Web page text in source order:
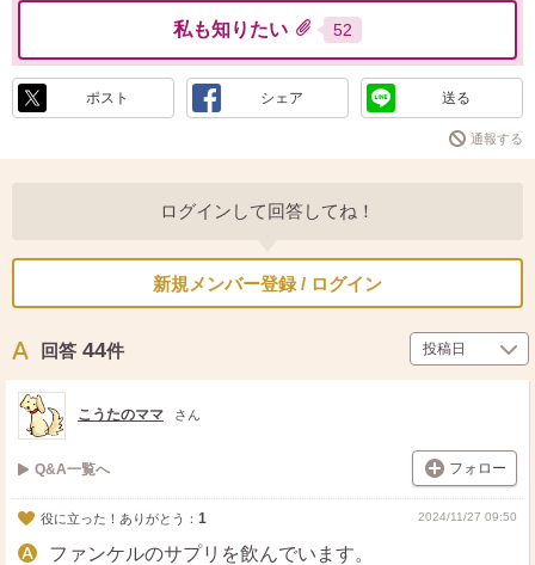
私も知りたい 52
ポスト シェア 送る
通報する
ログインして回答してね！
新規メンバー登録 / ログイン
回答 44件
こうたのママ さん
Q&A一覧へ フォロー
役に立った！ありがとう： 1 2024/11/27 09:50
ファンケルのサプリを飲んでいます。